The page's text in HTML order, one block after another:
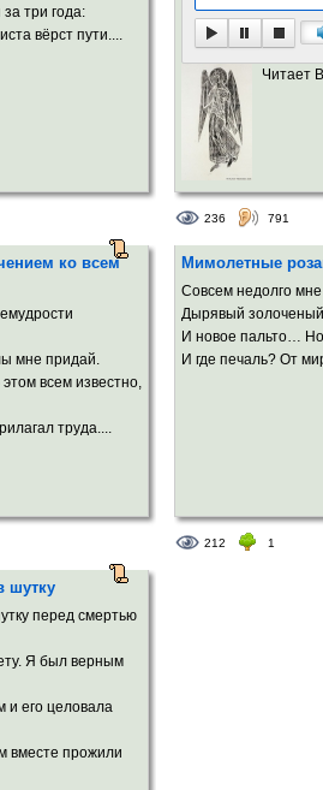
три года:
вёрст пути....
Читает
236 791
ко всем
мне придай.
всем известно,
труда....
Мимолетные
Совсем недолго мне
Дырявый
И новое пальто…
И где печаль? От
212 1
шутку
перед смертью
Я был верным
и его целовала
вместе прожили